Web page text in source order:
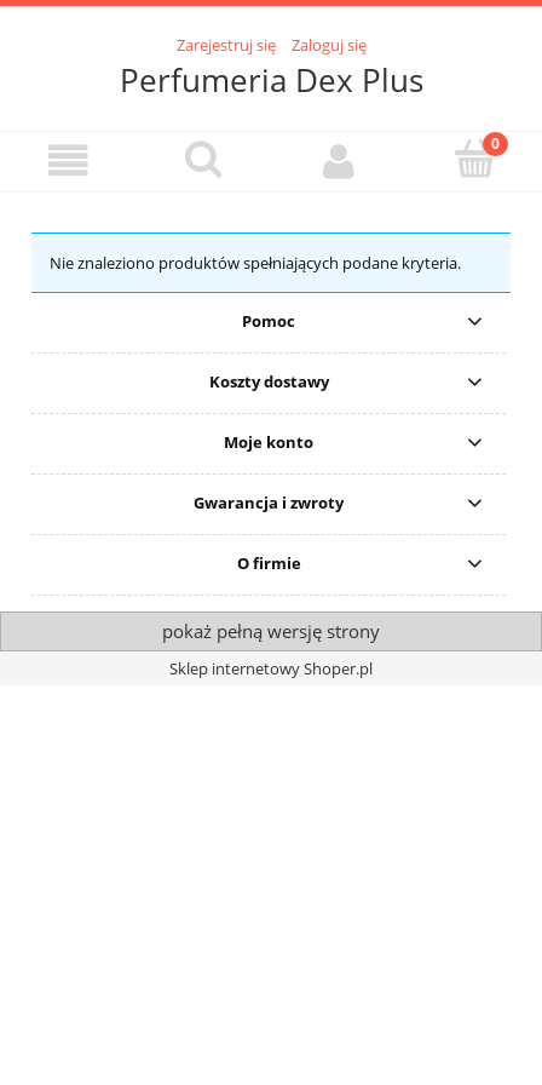
Zarejestruj się Zaloguj się
Perfumeria Dex Plus
Nie znaleziono produktów spełniających podane kryteria.
Pomoc
Koszty dostawy
Moje konto
Gwarancja i zwroty
O firmie
pokaż pełną wersję strony
Sklep internetowy Shoper.pl